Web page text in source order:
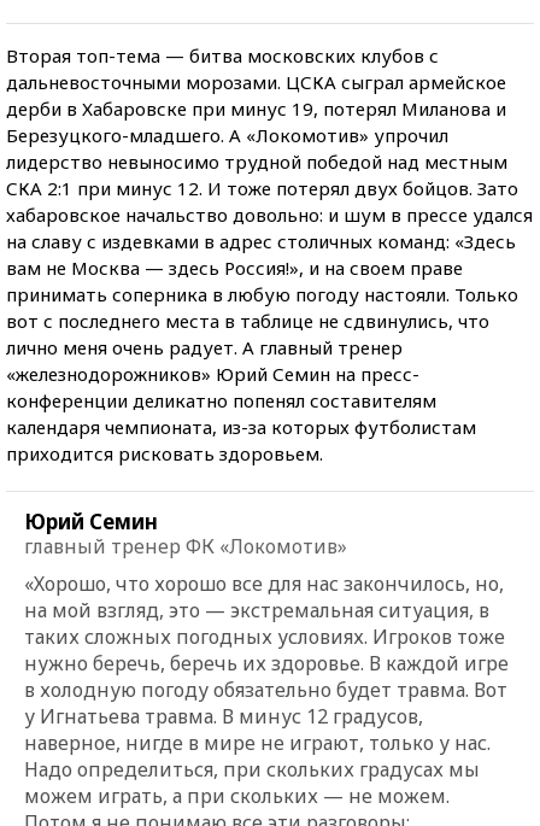
Вторая топ-тема — битва московских клубов с
дальневосточными морозами. ЦСКА сыграл армейское
дерби в Хабаровске при минус 19, потерял Миланова и
Березуцкого-младшего. А «Локомотив» упрочил
лидерство невыносимо трудной победой над местным
СКА 2:1 при минус 12. И тоже потерял двух бойцов. Зато
хабаровское начальство довольно: и шум в прессе удался
на славу с издевками в адрес столичных команд: «Здесь
вам не Москва — здесь Россия!», и на своем праве
принимать соперника в любую погоду настояли. Только
вот с последнего места в таблице не сдвинулись, что
лично меня очень радует. А главный тренер
«железнодорожников» Юрий Семин на пресс-
конференции деликатно попенял составителям
календаря чемпионата, из-за которых футболистам
приходится рисковать здоровьем.
Юрий Семин
главный тренер ФК «Локомотив»
«Хорошо, что хорошо все для нас закончилось, но,
на мой взгляд, это — экстремальная ситуация, в
таких сложных погодных условиях. Игроков тоже
нужно беречь, беречь их здоровье. В каждой игре
в холодную погоду обязательно будет травма. Вот
у Игнатьева травма. В минус 12 градусов,
наверное, нигде в мире не играют, только у нас.
Надо определиться, при скольких градусах мы
можем играть, а при скольких — не можем.